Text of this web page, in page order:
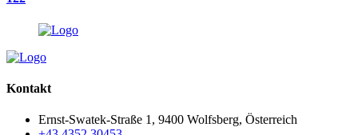
Kontakt
Ernst-Swatek-Straße 1, 9400 Wolfsberg, Österreich